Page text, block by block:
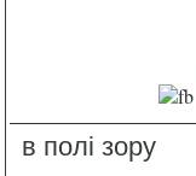
в полі зору